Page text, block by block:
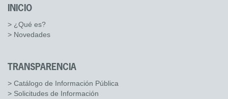
INICIO
> ¿Qué es?
> Novedades
TRANSPARENCIA
> Catálogo de Información Pública
> Solicitudes de Información